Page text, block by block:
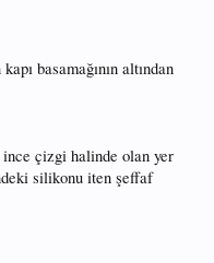
basamağının altından
çizgi halinde olan yer
silikonu iten şeffaf